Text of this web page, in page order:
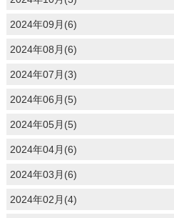
2024年09月(6)
2024年08月(6)
2024年07月(3)
2024年06月(5)
2024年05月(5)
2024年04月(6)
2024年03月(6)
2024年02月(4)